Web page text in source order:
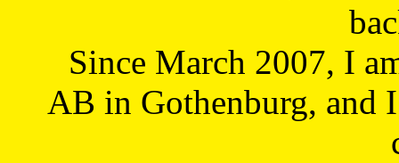
Since March 2007, I
AB in Gothenburg, and